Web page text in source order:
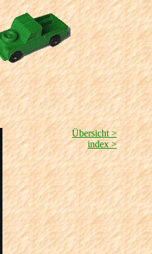
Übersicht >
index >